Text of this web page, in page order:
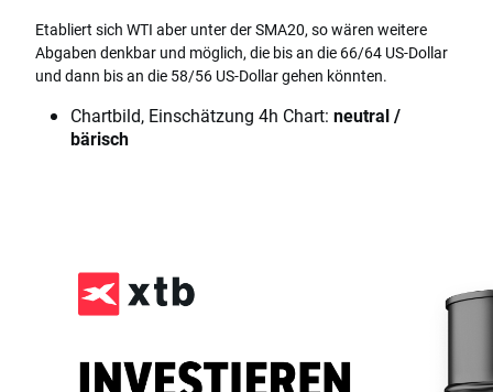
Etabliert sich WTI aber unter der SMA20, so wären weitere
Abgaben denkbar und möglich, die bis an die 66/64 US-Dollar
und dann bis an die 58/56 US-Dollar gehen könnten.
Chartbild, Einschätzung 4h Chart: neutral /
bärisch